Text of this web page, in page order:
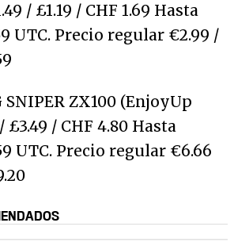
/ £1.19 / CHF 1.69 Hasta
UTC. Precio regular €2.99 /
SNIPER ZX100 (EnjoyUp
£3.49 / CHF 4.80 Hasta
UTC. Precio regular €6.66